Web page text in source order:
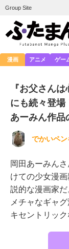
Group Site
漫画 アニメ ゲー
『お父さん
にも続々登
あーみん作品
でかいペン
岡田あーみん
けての少女漫
説的な漫画家
メチャなギャ
キセントリッ